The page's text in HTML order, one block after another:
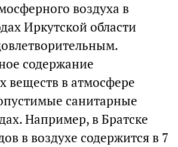
воздуха в
Иркутской области
содержание
веществ в атмосфере
санитарные
Например, в Братске
в воздухе содержится в 7